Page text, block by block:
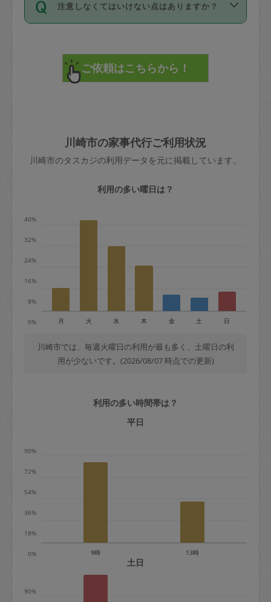
詳細FAQ：
損害賠償保険について教えて
72時間を超える※と、以下のキャンセル
料が発生します。
直前キャンセル料：
72時間前〜24時間前＝依頼料金の50%
依頼者不在による当日キャンセル＝依頼
金額の100%＋交通費全額
※例：依頼日時／土曜日午前9時開始の場
金曜日9時～土曜日8時まで＝依頼金額の
土曜日8時〜実施時間＝依頼金額の100%
＋交通費全額
依頼者不在による当日キャンセル＝依頼
金額の100%＋交通費全額
定期契約をキャンセルする場合、毎週定
期は月2回まで隔週定期は月1回までキャ
※キャンセル料金の設定について：
定期依頼1回（3時間）の金額とスポット
まず、条件の合う気になるタスカジさ
みてください。
その後、一番気に入ったタスカジさんに
が必要です。数回の依頼ののち、タスカ
ジさんと依頼者の間で十分な信頼関係が
てください。
不在時に部屋に入るためにタスカジさん
きた場合は損害保険の対象外となるので
ご注意ください。
注意しなくてはいけない点はありますか？
で、必ず鍵のかかるロッカーや金庫に入
れて依頼者の責任の元管理するよう心掛
けてください。
玉、など
あわせてこちらも参照ください：初めて
はありますか？
川崎市の家事代行ご利用状況
川崎市のタスカジの利用データを元に掲載しています。
利用の多い曜日は？
0%
8%
16%
24%
32%
40%
月 火 水 木 金 土 日
川崎市では、毎週火曜日の利用が最も多く、土曜日の利
用が少ないです。(2026/08/07 時点での更新)
利用の多い時間帯は？
平日
0%
18%
36%
54%
72%
90%
9時 13時
土日
90%